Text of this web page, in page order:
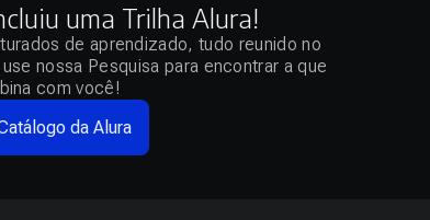
uma Trilha Alura!
de aprendizado, tudo reunido no
nossa Pesquisa para encontrar a que
com você!
da Alura